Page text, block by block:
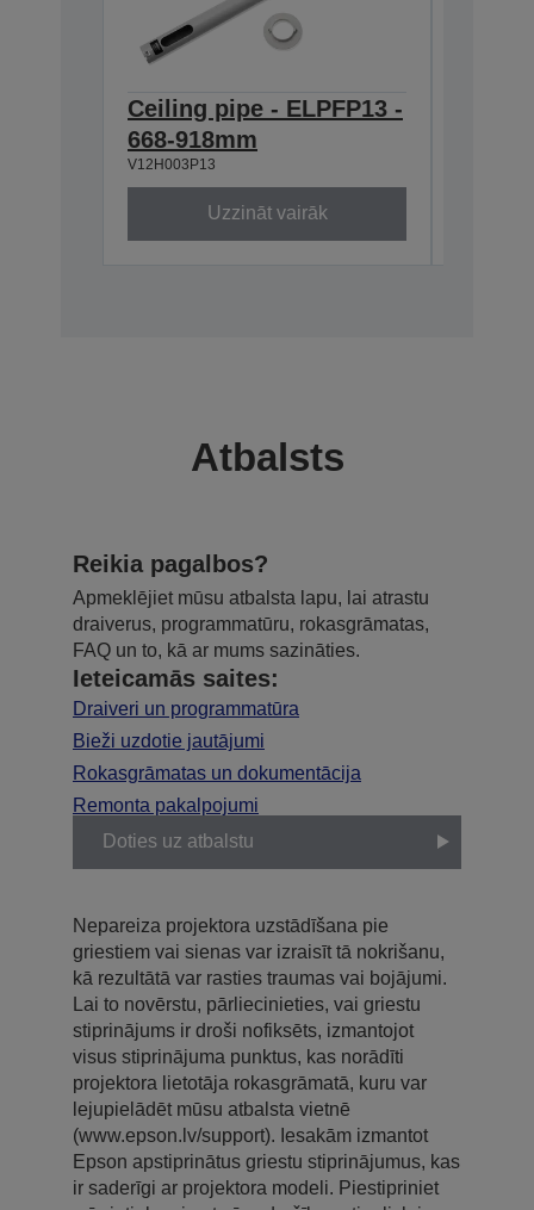
Ceiling pipe - ELPFP13 -
668-918mm
V12H003P13
Uzzināt vairāk
Atbalsts
Reikia pagalbos?
Apmeklējiet mūsu atbalsta lapu, lai atrastu
draiverus, programmatūru, rokasgrāmatas,
FAQ un to, kā ar mums sazināties.
Ieteicamās saites:
Draiveri un programmatūra
Bieži uzdotie jautājumi
Rokasgrāmatas un dokumentācija
Remonta pakalpojumi
Doties uz atbalstu
Nepareiza projektora uzstādīšana pie
griestiem vai sienas var izraisīt tā nokrišanu,
kā rezultātā var rasties traumas vai bojājumi.
Lai to novērstu, pārliecinieties, vai griestu
stiprinājums ir droši nofiksēts, izmantojot
visus stiprinājuma punktus, kas norādīti
projektora lietotāja rokasgrāmatā, kuru var
lejupielādēt mūsu atbalsta vietnē
(www.epson.lv/support). Iesakām izmantot
Epson apstiprinātus griestu stiprinājumus, kas
ir saderīgi ar projektora modeli. Piestipriniet